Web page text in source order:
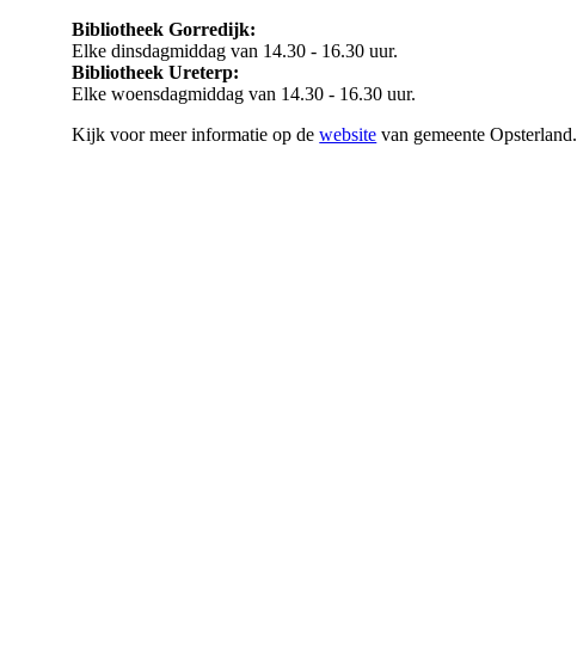
Bibliotheek Gorredijk:
Elke dinsdagmiddag van 14.30 - 16.30 uur.
Bibliotheek Ureterp:
Elke woensdagmiddag van 14.30 - 16.30 uur.
Kijk voor meer informatie op dewebsite van gemeente Opsterland.